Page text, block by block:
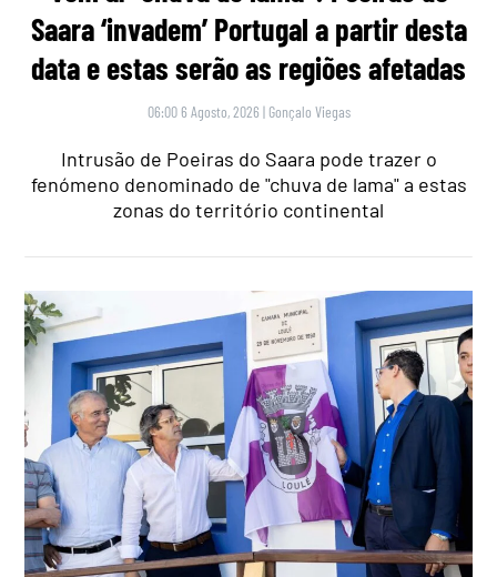
Saara ‘invadem’ Portugal a partir desta
data e estas serão as regiões afetadas
06:00 6 Agosto, 2026 | Gonçalo Viegas
Intrusão de Poeiras do Saara pode trazer o
fenómeno denominado de "chuva de lama" a estas
zonas do território continental